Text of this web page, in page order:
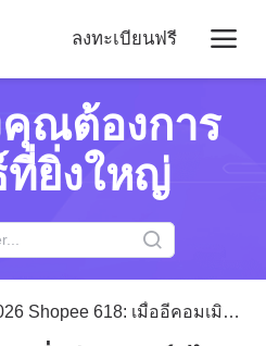
ลงทะเบียนฟรี
ณต้องการ
ยิ่งใหญ่
Shopee 618: เมื่ออีคอมเมิร์ซไทยเข้าสู่ยุค